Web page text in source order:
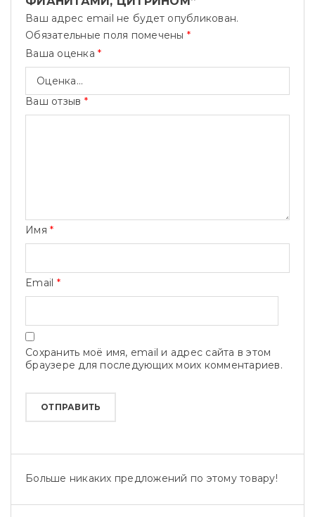
Ваш адрес email не будет опубликован.
Обязательные поля помечены *
Ваша оценка *
Ваш отзыв *
Имя *
Email *
Сохранить моё имя, email и адрес сайта в этом
браузере для последующих моих комментариев.
Больше никаких предложений по этому товару!